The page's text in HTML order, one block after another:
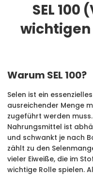
SEL 100
Warum SEL 100?
Selen ist ein
ausreichender Menge
zugeführt werden
Nahrungsmittel ist
und schwankt je nach
zählt zu den
vieler Eiweiße, die im
wichtige Rolle spielen.